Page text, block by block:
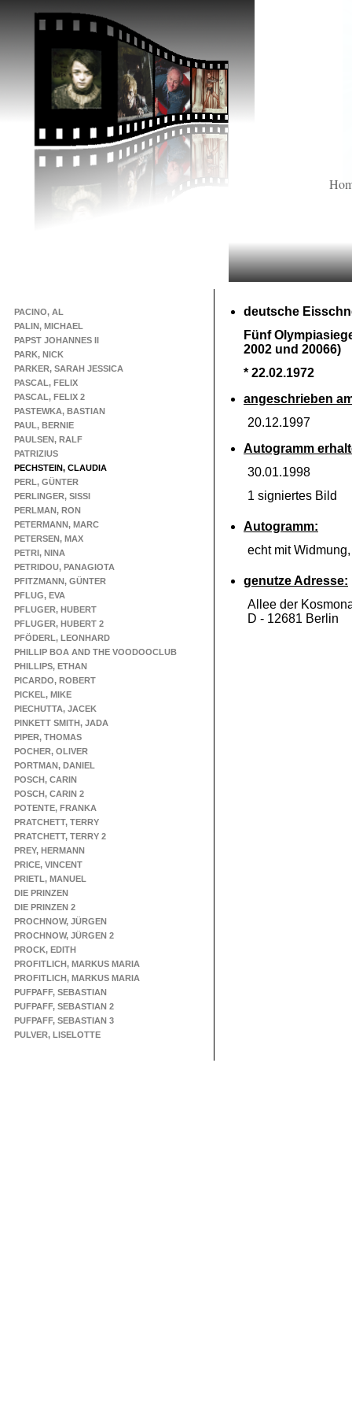
PACINO, AL
PALIN, MICHAEL
PAPST JOHANNES II
PARK, NICK
PARKER, SARAH JESSICA
PASCAL, FELIX
PASCAL, FELIX 2
PASTEWKA, BASTIAN
PAUL, BERNIE
PAULSEN, RALF
PATRIZIUS
PECHSTEIN, CLAUDIA
PERL, GÜNTER
PERLINGER, SISSI
PERLMAN, RON
PETERMANN, MARC
PETERSEN, MAX
PETRI, NINA
PETRIDOU, PANAGIOTA
PFITZMANN, GÜNTER
PFLUG, EVA
PFLUGER, HUBERT
PFLUGER, HUBERT 2
PFÖDERL, LEONHARD
PHILLIP BOA AND THE VOODOOCLUB
PHILLIPS, ETHAN
PICARDO, ROBERT
PICKEL, MIKE
PIECHUTTA, JACEK
PINKETT SMITH, JADA
PIPER, THOMAS
POCHER, OLIVER
PORTMAN, DANIEL
POSCH, CARIN
POSCH, CARIN 2
POTENTE, FRANKA
PRATCHETT, TERRY
PRATCHETT, TERRY 2
PREY, HERMANN
PRICE, VINCENT
PRIETL, MANUEL
DIE PRINZEN
DIE PRINZEN 2
PROCHNOW, JÜRGEN
PROCHNOW, JÜRGEN 2
PROCK, EDITH
PROFITLICH, MARKUS MARIA
PROFITLICH, MARKUS MARIA
PUFPAFF, SEBASTIAN
PUFPAFF, SEBASTIAN 2
PUFPAFF, SEBASTIAN 3
PULVER, LISELOTTE
deutsche
Fünf
2002 und 20066)
* 22.02.1972
angeschrieben
20.12.1997
Autogramm
30.01.1998
1 signiertes Bild
Autogramm:
echt mit
genutze Adresse:
Allee der
D - 12681 Berlin